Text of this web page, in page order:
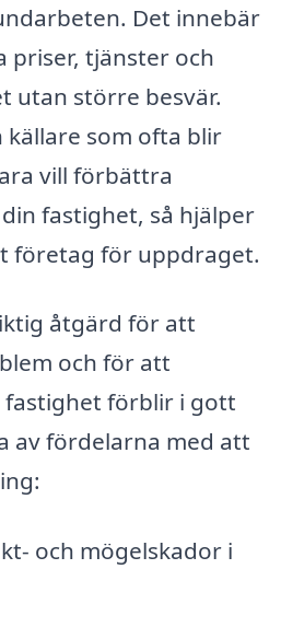
Det innebär
priser, tjänster och
utan större besvär.
källare som ofta blir
vill förbättra
fastighet, så hjälper
företag för uppdraget.
åtgärd för att
och för att
fastighet förblir i gott
av fördelarna med att
och mögelskador i